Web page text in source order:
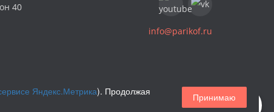
40
info@parikof.ru
Магазин париков — Parikof. 2026
Яндекс.Метрика). Продолжая
Принимаю